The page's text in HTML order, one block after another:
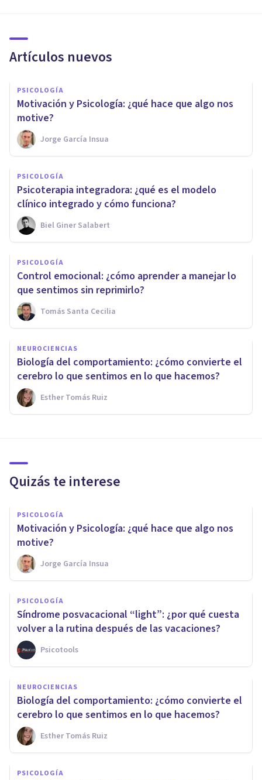
Artículos nuevos
PSICOLOGÍA
Motivación y Psicología: ¿qué hace que algo nos
motive?
Jorge García Insua
PSICOLOGÍA
Psicoterapia integradora: ¿qué es el modelo
clínico integrado y cómo funciona?
Biel Giner Salabert
PSICOLOGÍA
Control emocional: ¿cómo aprender a manejar lo
que sentimos sin reprimirlo?
Tomás Santa Cecilia
NEUROCIENCIAS
Biología del comportamiento: ¿cómo convierte el
cerebro lo que sentimos en lo que hacemos?
Esther Tomás Ruiz
Quizás te interese
PSICOLOGÍA
Motivación y Psicología: ¿qué hace que algo nos
motive?
Jorge García Insua
PSICOLOGÍA
Síndrome posvacacional “light”: ¿por qué cuesta
volver a la rutina después de las vacaciones?
Psicotools
NEUROCIENCIAS
Biología del comportamiento: ¿cómo convierte el
cerebro lo que sentimos en lo que hacemos?
Esther Tomás Ruiz
PSICOLOGÍA